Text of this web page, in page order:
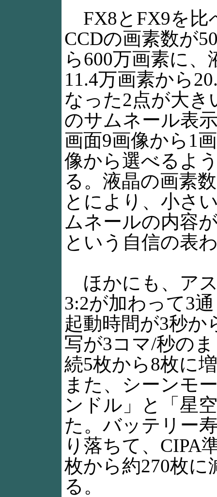
FX8とFX9を比
CCDの画素数が
ら600万画素に、
11.4万画素から
なった2点が大き
のサムネール表
画面9画像から1
像から選べるよ
る。液晶の画素
とにより、小さ
ムネールの内容
という自信の表
ほかにも、ア
3:2が加わって3
起動時間が3秒か
写が3コマ/秒の
続5枚から8枚に
また、シーンモ
ンドル」と「星
た。バッテリー
り落ちて、CIPA
枚から約270枚に
る。